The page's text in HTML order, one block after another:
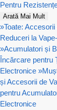
Pentru
Arată Mai Mult
»Toate:
Reduceri la
»Acumulatori și
Încărcare pentru
Electronice »
și Accesorii de
pentru
Electronice